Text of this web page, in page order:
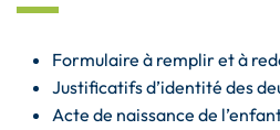
Formulaire à remplir et à
Justificatifs d’identité des
Acte de naissance de